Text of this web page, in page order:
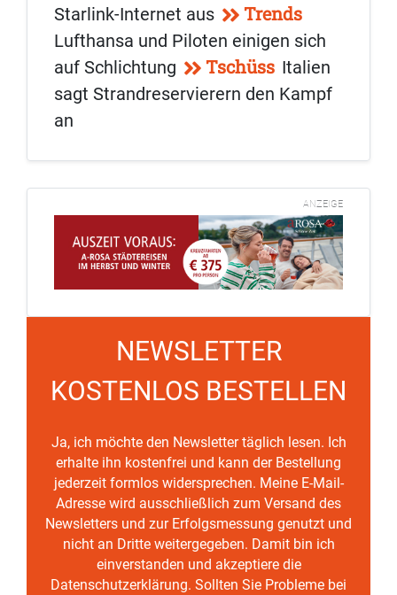
Starlink-Internet aus
Trends
Lufthansa und Piloten einigen sich
auf Schlichtung
Tschüss Italien
sagt Strandreservierern den Kampf
an
ANZEIGE
NEWSLETTER
KOSTENLOS BESTELLEN
Ja, ich möchte den Newsletter täglich lesen. Ich
erhalte ihn kostenfrei und kann der Bestellung
jederzeit formlos widersprechen. Meine E-Mail-
Adresse wird ausschließlich zum Versand des
Newsletters und zur Erfolgsmessung genutzt und
nicht an Dritte weitergegeben. Damit bin ich
einverstanden und akzeptiere die
Datenschutzerklärung. Sollten Sie Probleme bei